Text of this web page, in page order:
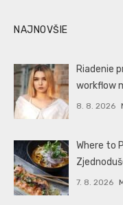
NAJNOVŠIE
Riadenie
workflow
8. 8. 2026
Where to
7. 8. 2026